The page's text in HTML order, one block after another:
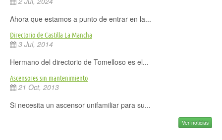
Ahora que estamos a punto de entrar en la...
Directorio de Castilla La Mancha
3 Jul, 2014
Hermano del directorio de Tomelloso es el...
Ascensores sin mantenimiento
21 Oct, 2013
Si necesita un ascensor unifamiliar para su...
Ver noticias